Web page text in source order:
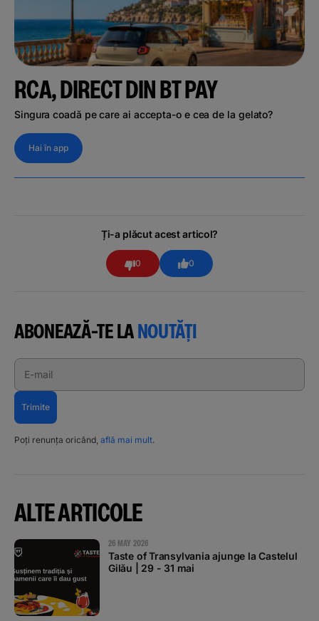
RCA, DIRECT DIN BT PAY
Singura coadă pe care ai accepta-o e cea de la gelato?
Hai în app
Ți-a plăcut acest articol?
0 0
ABONEAZĂ-TE LANOUTĂȚI
E-mail
Trimite
Poți renunța oricând, află mai mult.
ALTE ARTICOLE
26 MAY 2026
Taste of Transylvania ajunge la Castelul
Gilău | 29 - 31 mai